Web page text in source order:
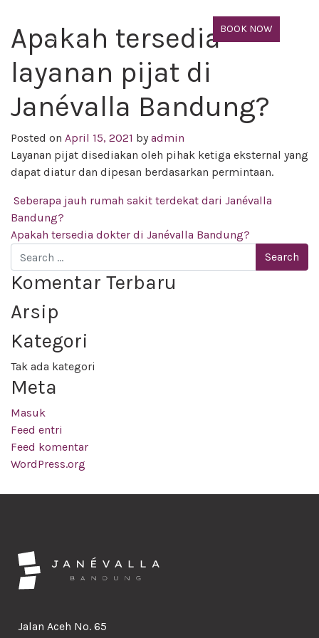
BOOK NOW
Apakah tersedia
layanan pijat di
Janévalla Bandung?
Posted on April 15, 2021 byadmin
Layanan pijat disediakan oleh pihak ketiga eksternal yang
dapat diatur dan dipesan berdasarkan permintaan.
Post navigation
Seberapa jauh rumah sakit terdekat dari Janévalla
Bandung?
Apakah tersedia dokter di Janévalla Bandung?
Search
Komentar Terbaru
Arsip
Kategori
Tak ada kategori
Meta
Masuk
Feed entri
Feed komentar
WordPress.org
Jalan Aceh No. 65